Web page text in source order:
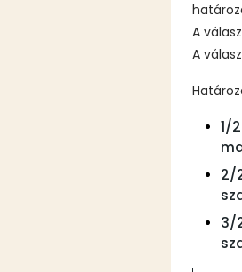
A
A
1/
2/
3/